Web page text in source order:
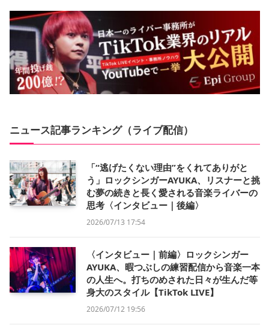
ニュース記事ランキング（ライブ配信）
「“逃げたくない理由”をくれてありがと
う」ロックシンガーAYUKA、リスナーと挑
む夢の続きと長く愛される音楽ライバーの
思考〈インタビュー｜後編〉
2026/07/13 17:54
〈インタビュー｜前編〉ロックシンガー
AYUKA、暇つぶしの練習配信から音楽一本
の人生へ。打ちのめされた日々が生んだ等
身大のスタイル【TikTok LIVE】
2026/07/12 19:56